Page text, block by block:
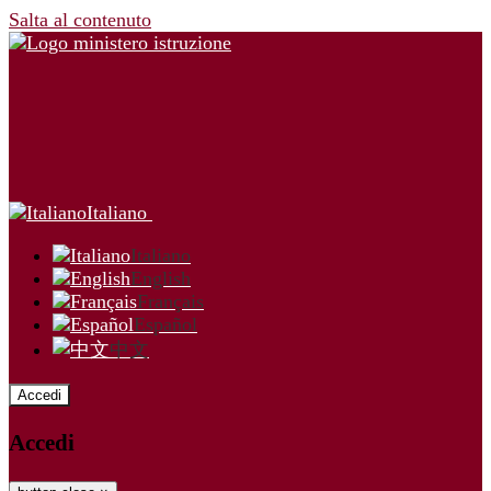
Salta al contenuto
Italiano
Italiano
English
Français
Español
中文
Accedi
Accedi